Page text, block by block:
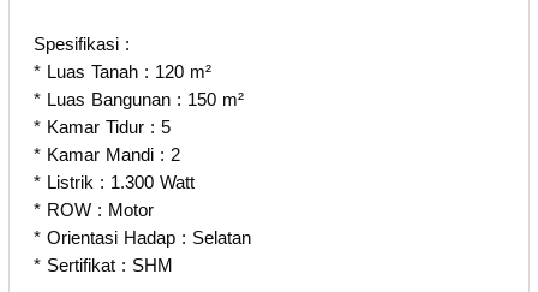
Spesifikasi :
* Luas Tanah : 120 m²
* Luas Bangunan : 150 m²
* Kamar Tidur : 5
* Kamar Mandi : 2
* Listrik : 1.300 Watt
* ROW : Motor
* Orientasi Hadap : Selatan
* Sertifikat : SHM